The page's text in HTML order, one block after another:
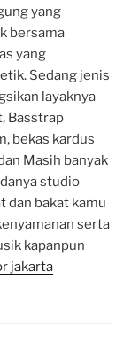
yang
bersama
yang
Sedang jenis
layaknya
Basstrap
bekas kardus
Masih banyak
studio
dan bakat kamu
serta
kapanpun
jakarta